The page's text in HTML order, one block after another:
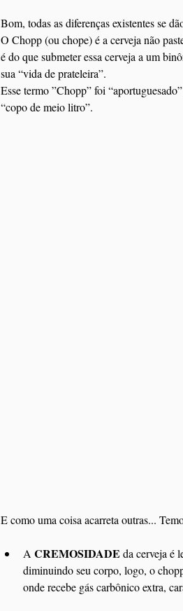
Bom, todas as diferenças existentes se
O Chopp (ou chope) é a cerveja não
é do que submeter essa cerveja a um
sua “vida de prateleira”.
Esse termo ”Chopp” foi
“copo de meio litro”.
E como uma coisa acarreta outras...
A CREMOSIDADE da cerveja é
diminuindo seu corpo, logo, o
onde recebe gás carbônico extra,